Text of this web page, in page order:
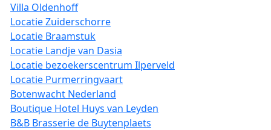
Villa Oldenhoff
Locatie Zuiderschorre
Locatie Braamstuk
Locatie Landje van Dasia
Locatie bezoekerscentrum Ilperveld
Locatie Purmerringvaart
Botenwacht Nederland
Boutique Hotel Huys van Leyden
B&B Brasserie de Buytenplaets